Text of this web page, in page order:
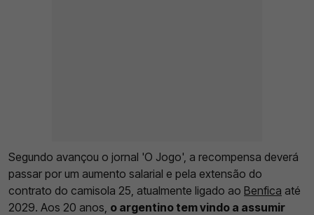
Segundo avançou o jornal 'O Jogo', a recompensa deverá
passar por um aumento salarial e pela extensão do
contrato do camisola 25, atualmente ligado ao Benfica até
2029. Aos 20 anos, o argentino tem vindo a assumir